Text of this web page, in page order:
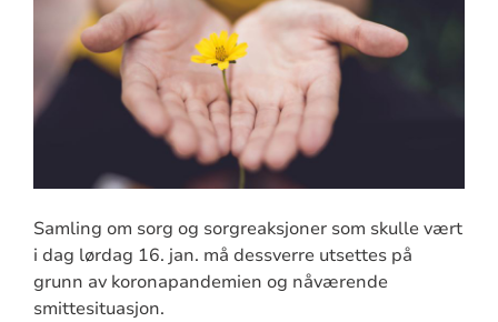
Samling om sorg og sorgreaksjoner som skulle vært
i dag lørdag 16. jan. må dessverre utsettes på
grunn av koronapandemien og nåværende
smittesituasjon.